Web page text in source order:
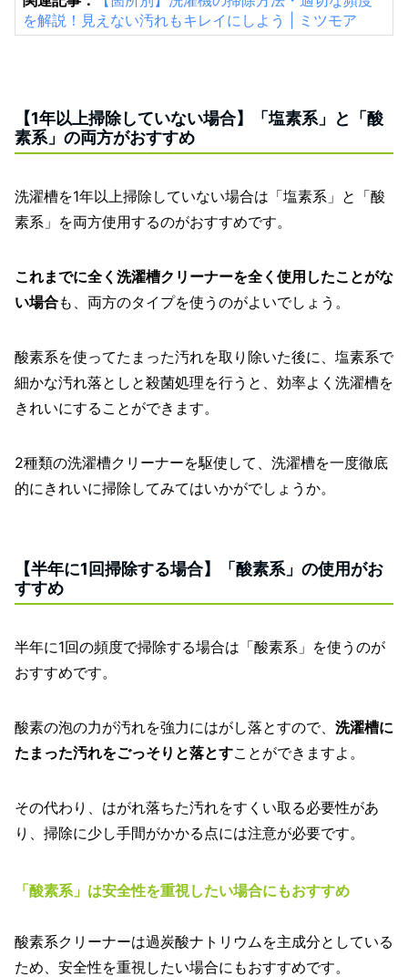
を解説！見えない汚れもキレイにしよう | ミツモア
【1年以上掃除していない場合】「塩素系」と「酸
素系」の両方がおすすめ
洗濯槽を1年以上掃除していない場合は「塩素系」と「酸
素系」を両方使用するのがおすすめです。
これまでに全く洗濯槽クリーナーを全く使用したことがな
い場合も、両方のタイプを使うのがよいでしょう。
酸素系を使ってたまった汚れを取り除いた後に、塩素系で
細かな汚れ落としと殺菌処理を行うと、効率よく洗濯槽を
きれいにすることができます。
2種類の洗濯槽クリーナーを駆使して、洗濯槽を一度徹底
的にきれいに掃除してみてはいかがでしょうか。
【半年に1回掃除する場合】「酸素系」の使用がお
すすめ
半年に1回の頻度で掃除する場合は「酸素系」を使うのが
おすすめです。
酸素の泡の力が汚れを強力にはがし落とすので、 洗濯槽に
たまった汚れをごっそりと落とすことができますよ。
その代わり、はがれ落ちた汚れをすくい取る必要性があ
り、掃除に少し手間がかかる点には注意が必要です。
「酸素系」は安全性を重視したい場合にもおすすめ
酸素系クリーナーは過炭酸ナトリウムを主成分としている
ため、安全性を重視したい場合にもおすすめです。